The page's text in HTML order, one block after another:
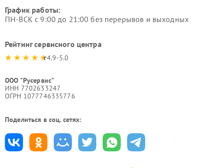
График работы:
ПН-ВСК с 9:00 до 21:00 без перерывов и выходных
Рейтинг сервисного центра
4.9-5.0
ООО "Русервис"
ИНН 7702633247
ОГРН 1077746335776
Поделиться в соц. сетях: